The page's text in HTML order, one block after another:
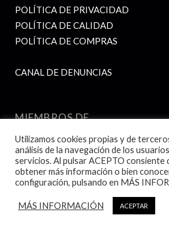
POLÍTICA DE PRIVACIDAD
POLÍTICA DE CALIDAD
POLÍTICA DE COMPRAS
CANAL DE DENUNCIAS
MIEMBROS DE
Utilizamos cookies propias y de
análisis de la navegación de los
servicios. Al pulsar ACEPTO consiente
obtener más información o bien
configuración, pulsando en MÁS
MÁS INFORMACIÓN ACEPTAR